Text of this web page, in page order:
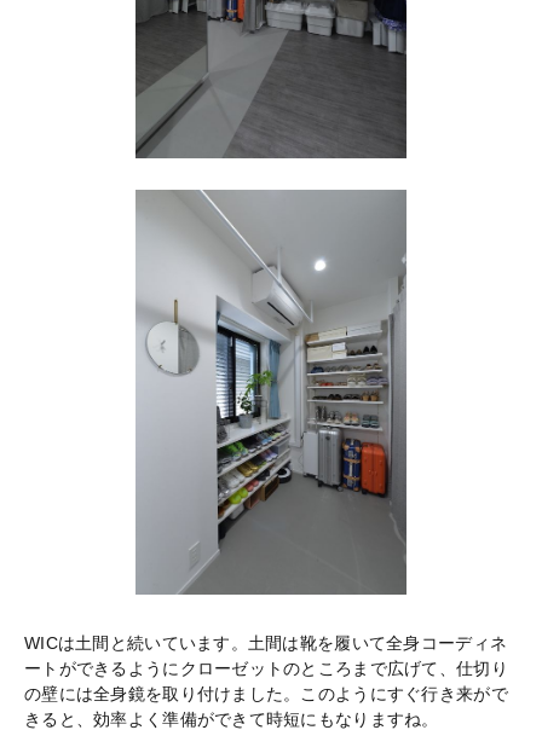
WICは土間と続いています。土間は靴を履いて全身コーディネ
ートができるようにクローゼットのところまで広げて、仕切り
の壁には全身鏡を取り付けました。このようにすぐ行き来がで
きると、効率よく準備ができて時短にもなりますね。